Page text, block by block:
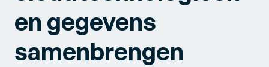
en gegevens
samenbrengen